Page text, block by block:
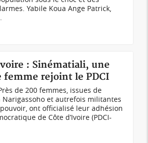
Yabile Koua Ange Patrick,
: Sinématiali, une
femme rejoint le PDCI
de 200 femmes, issues de
Narigassoho et autrefois militantes
ont officialisé leur adhésion
de Côte d’Ivoire (PDCI-